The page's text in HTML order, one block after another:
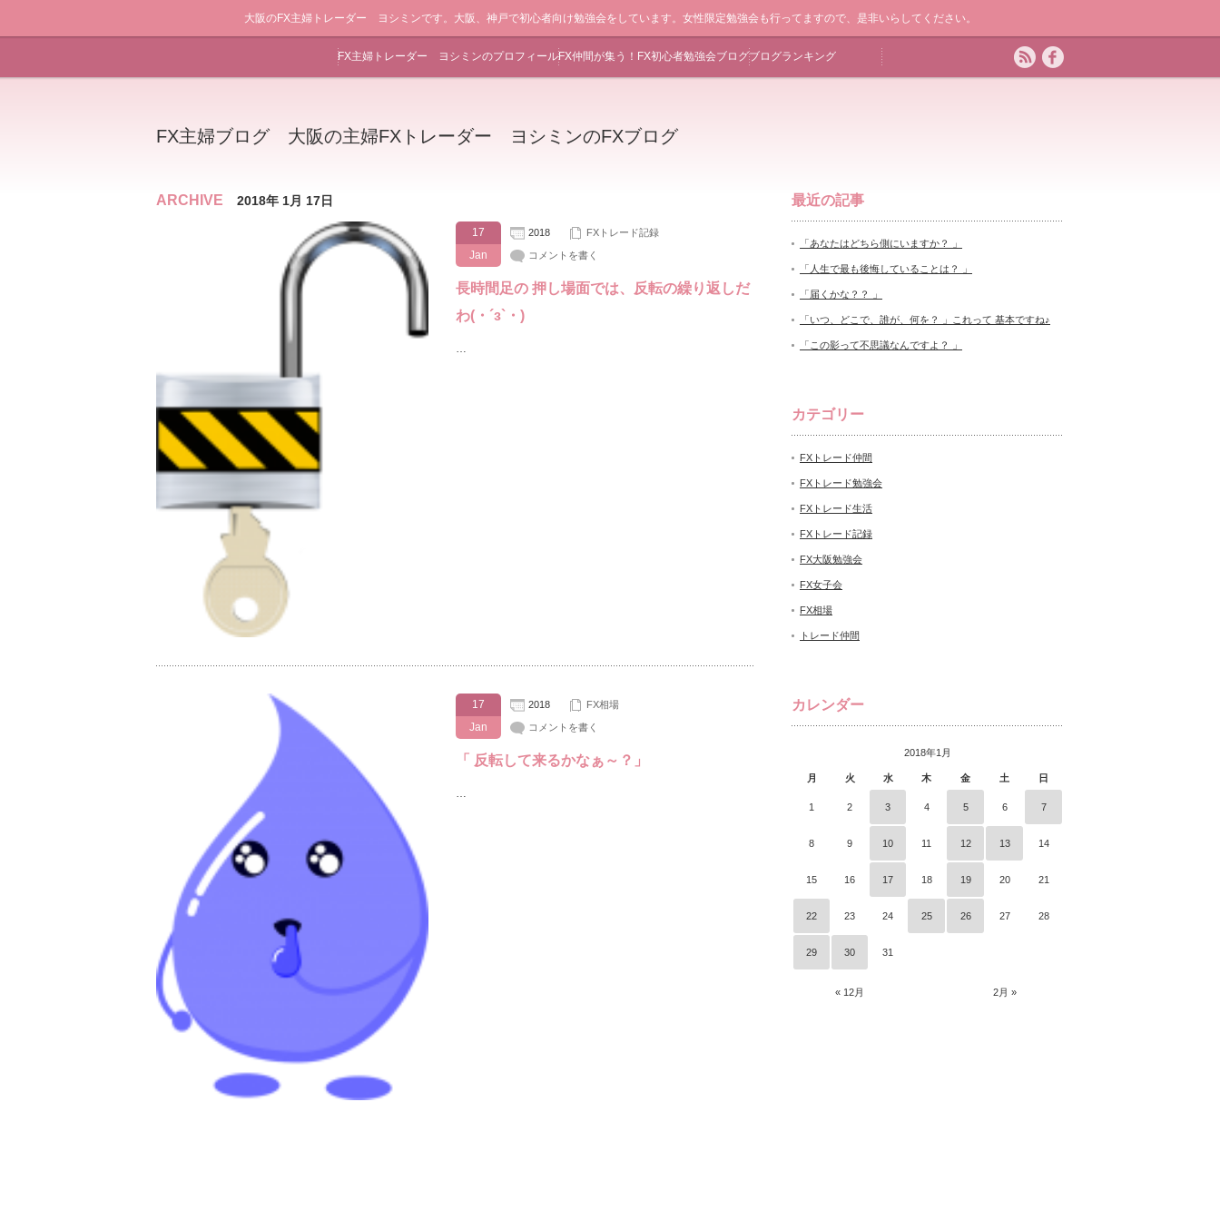
大阪のFX主婦トレーダー ヨシミンです。大阪、神戸で初心者向け勉強会をしています。女性限定勉強会も行ってますので、是非いらしてください。
FX主婦トレーダー ヨシミンのプロフィールFX仲間が集う！FX初心者勉強会ブログブログランキング
FX主婦ブログ 大阪の主婦FXトレーダー ヨシミンのFXブログ
ARCHIVE 2018年 1月 17日
17
Jan
2018 FXトレード記録
コメントを書く
長時間足の 押し場面では、反転の繰り返しだ
わ(・´з`・)
…
17
Jan
2018 FX相場
コメントを書く
「 反転して来るかなぁ～？」
…
最近の記事
「あなたはどちら側にいますか？ 」
「人生で最も後悔していることは？ 」
「届くかな？？ 」
「いつ、どこで、誰が、何を？ 」これって 基本ですね♪
「この影って不思議なんですよ？ 」
カテゴリー
FXトレード仲間
FXトレード勉強会
FXトレード生活
FXトレード記録
FX大阪勉強会
FX女子会
FX相場
トレード仲間
カレンダー
2018年1月
月 火 水 木 金 土 日
« 12月 2月 »
1 2 3 4 5 6 7
8 9 10 11 12 13 14
15 16 17 18 19 20 21
22 23 24 25 26 27 28
29 30 31